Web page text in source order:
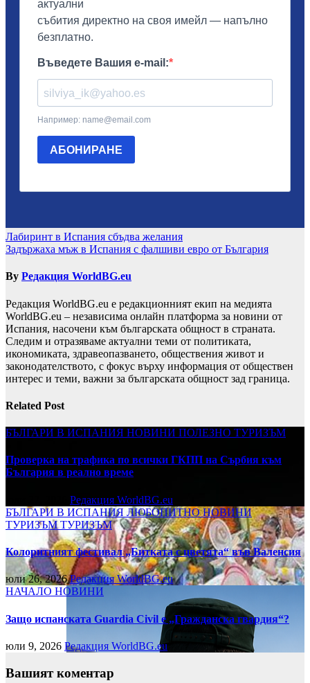
Навигация
Лабиринт в Испания сбъдва желания
Задържаха мъж в Испания с фалшиви евро от България
By Редакция WorldBG.eu
Редакция WorldBG.eu е редакционният екип на медията
WorldBG.eu – независима онлайн платформа за новини от
Испания, насочени към българската общност в страната.
Следим и отразяваме актуални теми от политиката,
икономиката, здравеопазването, обществения живот и
законодателството, с фокус върху информация от обществен
интерес и теми, важни за българската общност зад граница.
Related Post
БЪЛГАРИ В ИСПАНИЯ НОВИНИ ПОЛЕЗНО ТУРИЗЪМ
Проверка на трафика по всички ГКПП на Сърбия към
България в реално време
Редакция WorldBG.eu
БЪЛГАРИ В ИСПАНИЯ ЛЮБОПИТНОНОВИНИ
ТУРИЗЪМТУРИЗЪМ
Колоритният фестивал „Битката с цветята“ във Валенсия
юли 26, 2026Редакция WorldBG.eu
НАЧАЛО НОВИНИ
Защо испанската Guardia Civil е „Гражданска гвардия“?
юли 9, 2026 Редакция WorldBG.eu
Вашият коментар